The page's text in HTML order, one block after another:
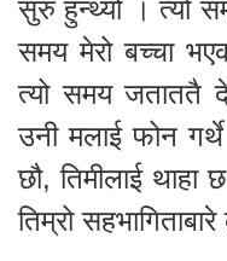
सुरु हुन्थ्यो । त्यो
समय मेरो बच्चा
त्यो समय जताततै
उनी मलाई फोन
छौ, तिमीलाई थाहा
तिम्रो